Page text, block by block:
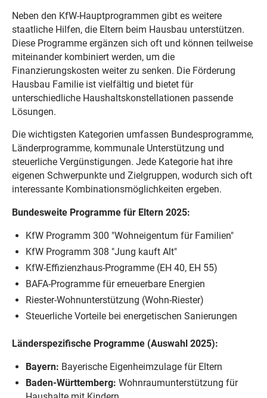
Neben den KfW-Hauptprogrammen gibt es weitere
staatliche Hilfen, die Eltern beim Hausbau unterstützen.
Diese Programme ergänzen sich oft und können teilweise
miteinander kombiniert werden, um die
Finanzierungskosten weiter zu senken. Die Förderung
Hausbau Familie ist vielfältig und bietet für
unterschiedliche Haushaltskonstellationen passende
Lösungen.
Die wichtigsten Kategorien umfassen Bundesprogramme,
Länderprogramme, kommunale Unterstützung und
steuerliche Vergünstigungen. Jede Kategorie hat ihre
eigenen Schwerpunkte und Zielgruppen, wodurch sich oft
interessante Kombinationsmöglichkeiten ergeben.
Bundesweite Programme für Eltern 2025:
KfW Programm 300 "Wohneigentum für Familien"
KfW Programm 308 "Jung kauft Alt"
KfW-Effizienzhaus-Programme (EH 40, EH 55)
BAFA-Programme für erneuerbare Energien
Riester-Wohnunterstützung (Wohn-Riester)
Steuerliche Vorteile bei energetischen Sanierungen
Länderspezifische Programme (Auswahl 2025):
Bayern: Bayerische Eigenheimzulage für Eltern
Baden-Württemberg: Wohnraumunterstützung für